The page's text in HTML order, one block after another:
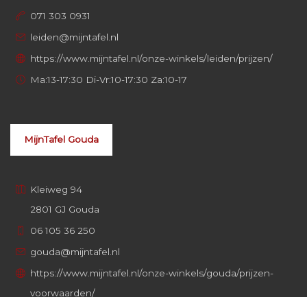
071 303 0931
leiden@mijntafel.nl
https://www.mijntafel.nl/onze-winkels/leiden/prijzen/
Ma:13-17:30 Di-Vr:10-17:30 Za:10-17
MijnTafel Gouda
Kleiweg 94
2801 GJ Gouda
06 105 36 250
gouda@mijntafel.nl
https://www.mijntafel.nl/onze-winkels/gouda/prijzen-
voorwaarden/